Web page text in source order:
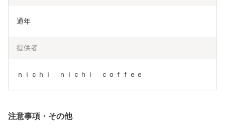
通年
提供者
ｎｉｃｈｉ　ｎｉｃｈｉ　ｃｏｆｆｅｅ
注意事項・その他